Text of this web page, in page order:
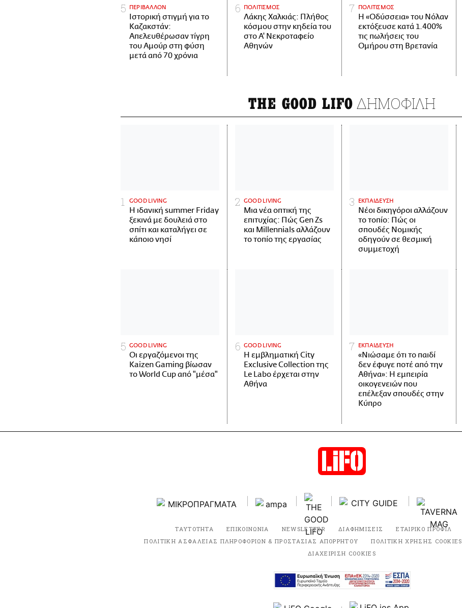
ΠΕΡΙΒΑΛΛΟΝ
Ιστορική στιγμή για το
Καζακστάν:
Απελευθέρωσαν τίγρη
του Αμούρ στη φύση
μετά από 70 χρόνια
ΠΟΛΙΤΙΣΜΟΣ
Λάκης Χαλκιάς: Πλήθος
κόσμου στην κηδεία του
στο Α' Νεκροταφείο
Αθηνών
ΠΟΛΙΤΙΣΜΟΣ
Η «Οδύσσεια» του Νόλαν
εκτόξευσε κατά 1.400%
τις πωλήσεις του
Ομήρου στη Βρετανία
THE GOOD LIFO ΔΗΜΟΦΙΛΗ
GOOD LIVING
Η ιδανική summer Friday
ξεκινά με δουλειά στο
σπίτι και καταλήγει σε
κάποιο νησί
GOOD LIVING
Μια νέα οπτική της
επιτυχίας: Πώς Gen Zs
και Millennials αλλάζουν
το τοπίο της εργασίας
ΕΚΠΑΙΔΕΥΣΗ
Νέοι δικηγόροι αλλάζουν
το τοπίο: Πώς οι
σπουδές Νομικής
οδηγούν σε θεσμική
συμμετοχή
GOOD LIVING
Οι εργαζόμενοι της
Kaizen Gaming βίωσαν
το World Cup από "μέσα"
GOOD LIVING
Η εμβληματική City
Exclusive Collection της
Le Labo έρχεται στην
Αθήνα
ΕΚΠΑΙΔΕΥΣΗ
«Νιώσαμε ότι το παιδί
δεν έφυγε ποτέ από την
Αθήνα»: Η εμπειρία
οικογενειών που
επέλεξαν σπουδές στην
Κύπρο
ΤΑΥΤΟΤΗΤΑ ΕΠΙΚΟΙΝΩΝΙΑ NEWSLETTER ΔΙΑΦΗΜΙΣΕΙΣ ΕΤΑΙΡΙΚΟ ΠΡΟΦΙΛ
ΠΟΛΙΤΙΚΗ ΑΣΦΑΛΕΙΑΣ ΠΛΗΡΟΦΟΡΙΩΝ & ΠΡΟΣΤΑΣΙΑΣ ΑΠΟΡΡΗΤΟΥ
ΠΟΛΙΤΙΚΗ ΧΡΗΣΗΣ COOKIES
ΔΙΑΧΕΙΡΙΣΗ COOKIES